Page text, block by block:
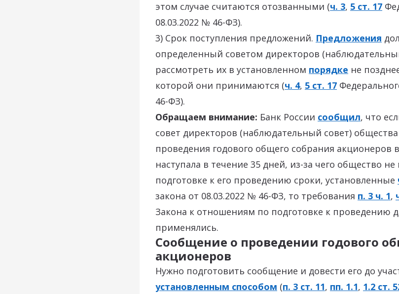
этом случае считаются отозванными (ч. 3, 5 ст. 17
08.03.2022 № 46-ФЗ).
3) Срок поступления предложений. Предложения
определенный советом директоров
рассмотреть их в установленном порядке не
которой они принимаются (ч. 4, 5 ст. 17
46-ФЗ).
Обращаем внимание: Банк России сообщил, что
совет директоров (наблюдательный совет)
проведения годового общего собрания акционеров
наступала в течение 35 дней, из-за чего общество
подготовке к его проведению сроки, установленные
закона от 08.03.2022 № 46-ФЗ, то требования п. 3 ч. 1,
Закона к отношениям по подготовке к проведению
применялись.
Сообщение о проведении годового
акционеров
Нужно подготовить сообщение и довести его до
установленным способом (п. 3 ст. 11, пп. 1.1, 1.2 ст.